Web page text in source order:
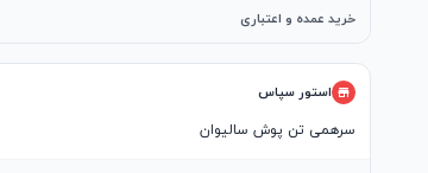
خرید عمده و اعتباری
استور سپاس
سرهمی تن پوش سالیوان